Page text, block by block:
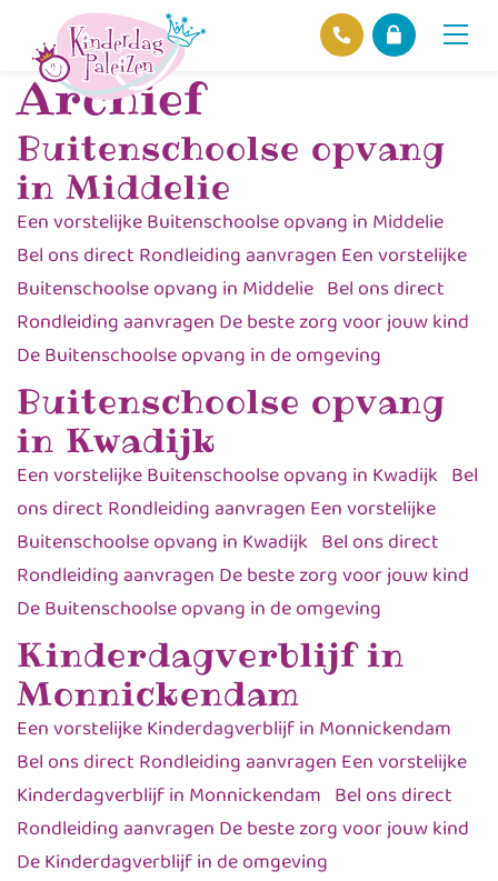
Locaties
Over ons
Ons beleid
Hofnieuws
Contact
Home> Archief
Archief
Buitenschoolse opvang
in Middelie
Een vorstelijke Buitenschoolse opvang in Middelie
Bel ons direct Rondleiding aanvragen Een vorstelijke
Buitenschoolse opvang in Middelie Bel ons direct
Rondleiding aanvragen De beste zorg voor jouw kind
De Buitenschoolse opvang in de omgeving
Buitenschoolse opvang
in Kwadijk
Een vorstelijke Buitenschoolse opvang in Kwadijk Bel
ons direct Rondleiding aanvragen Een vorstelijke
Buitenschoolse opvang in Kwadijk Bel ons direct
Rondleiding aanvragen De beste zorg voor jouw kind
De Buitenschoolse opvang in de omgeving
Kinderdagverblijf in
Monnickendam
Een vorstelijke Kinderdagverblijf in Monnickendam
Bel ons direct Rondleiding aanvragen Een vorstelijke
Kinderdagverblijf in Monnickendam Bel ons direct
Rondleiding aanvragen De beste zorg voor jouw kind
De Kinderdagverblijf in de omgeving